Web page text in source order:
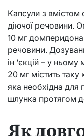
Капсули з
діючої речовини.
10 мг
речовини.
ін ‘єкцій – у
20 мг містить таку
яка необхідна для
шлунка протягом
Як